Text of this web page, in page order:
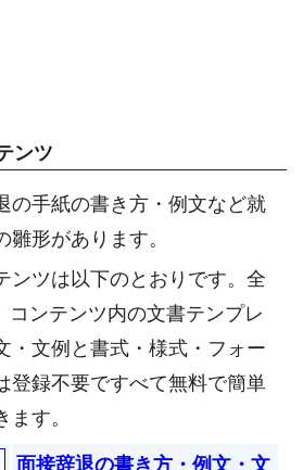
ンツ
の手紙の書き方・例文など就
形があります。
ンツは以下のとおりです。全
コンテンツ内の文書テンプレ
・文例と書式・様式・フォー
登録不要ですべて無料で簡単
す。
面接辞退の書き方・例文・文